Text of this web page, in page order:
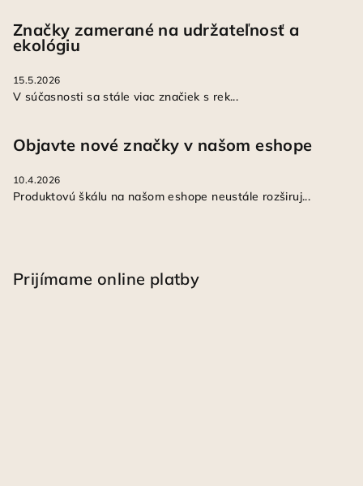
Značky zamerané na udržateľnosť a
ekológiu
15.5.2026
V súčasnosti sa stále viac značiek s rek...
Objavte nové značky v našom eshope
10.4.2026
Produktovú škálu na našom eshope neustále rozširuj...
Prijímame online platby